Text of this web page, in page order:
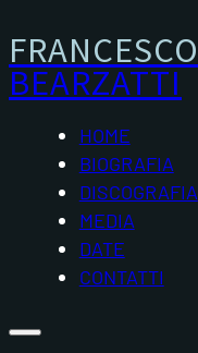
FRANCESCO
BEARZATTI
HOME
BIOGRAFIA
DISCOGRAFIA
MEDIA
DATE
CONTATTI